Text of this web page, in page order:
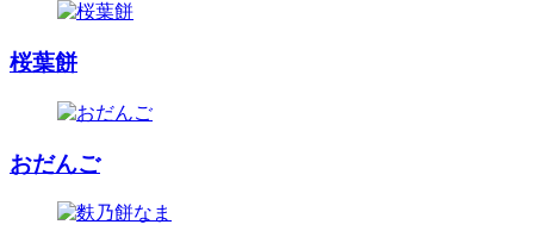
桜葉餅
おだんご